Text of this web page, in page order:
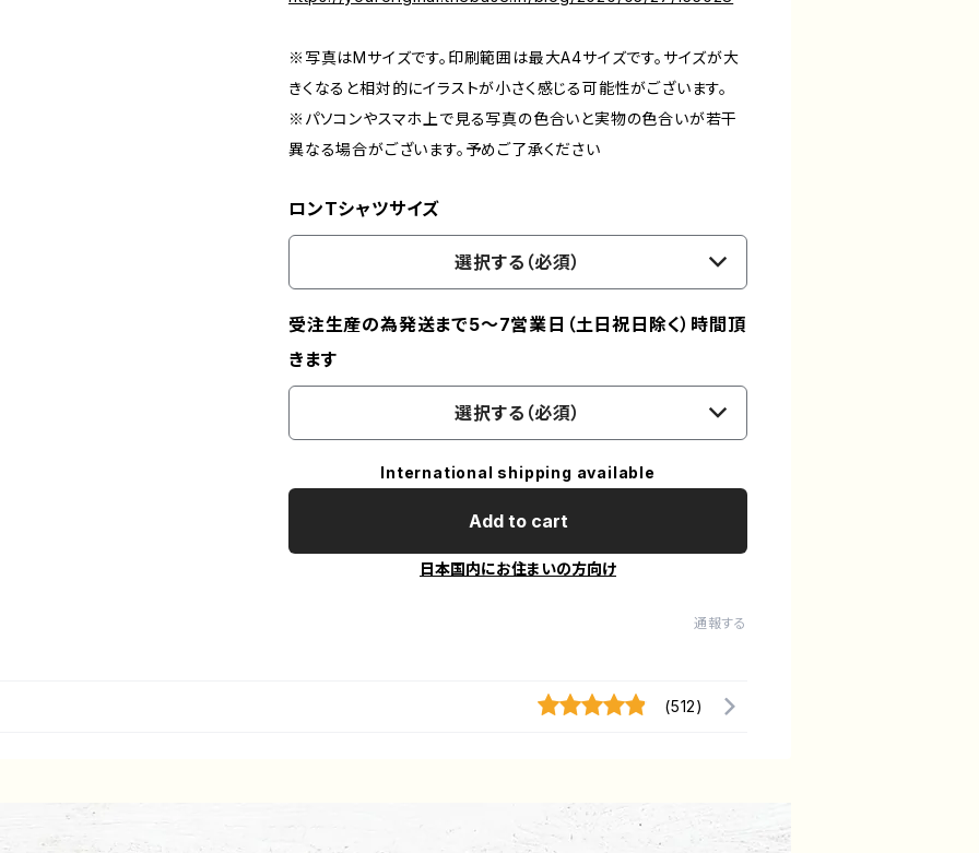
※写真はMサイズです。印刷範囲は最大A4サイズです。サイズが大
きくなると相対的にイラストが小さく感じる可能性がございます。
※パソコンやスマホ上で見る写真の色合いと実物の色合いが若干
異なる場合がございます。予めご了承ください
ロンTシャツサイズ
選択する（必須）
受注生産の為発送まで5～7営業日（土日祝日除く）時間頂
きます
選択する（必須）
International shipping available
Add to cart
日本国内にお住まいの方向け
通報する
(512)